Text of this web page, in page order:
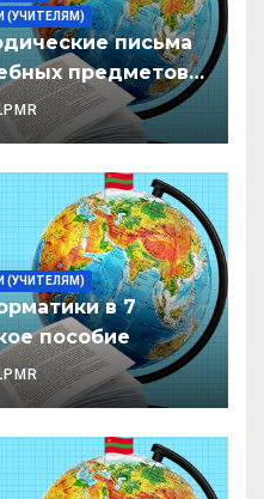
(УЧИТЕЛЯМ)
письма
предметов/
27 уч. год
(УЧИТЕЛЯМ)
в 7
пособие